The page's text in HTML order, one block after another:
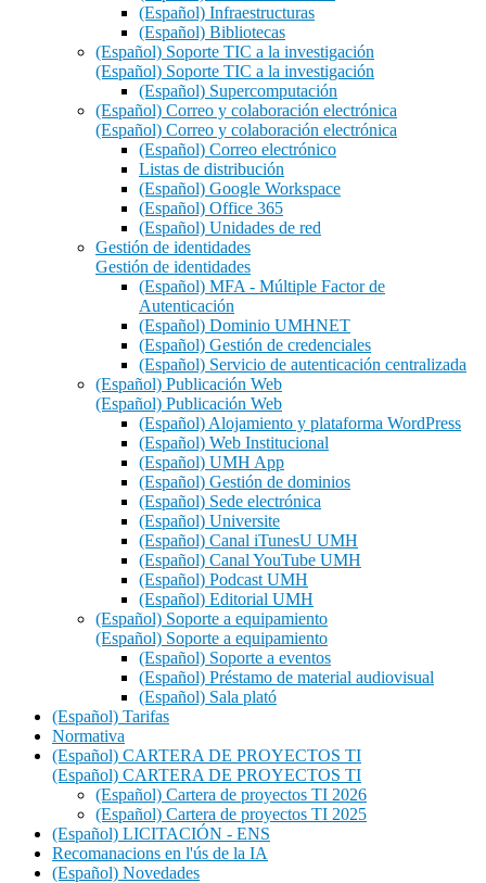
(Español) Infraestructuras
(Español) Bibliotecas
(Español) Soporte TIC a la investigación
(Español) Soporte TIC a la investigación
(Español) Supercomputación
(Español) Correo y colaboración electrónica
(Español) Correo y colaboración electrónica
(Español) Correo electrónico
Listas de distribución
(Español) Google Workspace
(Español) Office 365
(Español) Unidades de red
Gestión de identidades
Gestión de identidades
(Español) MFA - Múltiple Factor de
Autenticación
(Español) Dominio UMHNET
(Español) Gestión de credenciales
(Español) Servicio de autenticación centralizada
(Español) Publicación Web
(Español) Publicación Web
(Español) Alojamiento y plataforma WordPress
(Español) Web Institucional
(Español) UMH App
(Español) Gestión de dominios
(Español) Sede electrónica
(Español) Universite
(Español) Canal iTunesU UMH
(Español) Canal YouTube UMH
(Español) Podcast UMH
(Español) Editorial UMH
(Español) Soporte a equipamiento
(Español) Soporte a equipamiento
(Español) Soporte a eventos
(Español) Préstamo de material audiovisual
(Español) Sala plató
(Español) Tarifas
Normativa
(Español) CARTERA DE PROYECTOS TI
(Español) CARTERA DE PROYECTOS TI
(Español) Cartera de proyectos TI 2026
(Español) Cartera de proyectos TI 2025
(Español) LICITACIÓN - ENS
Recomanacions en l'ús de la IA
(Español) Novedades